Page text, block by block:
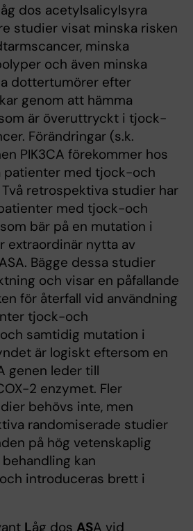
dos acetylsalicylsyra
studier visat minska risken
minska
och även minska
dottertumörer efter
genom att hämma
är överuttryckt i tjock-
Förändringar (s.k.
PIK3CA förekommer hos
patienter med tjock-och
retrospektiva studier har
med tjock-och
bär på en mutation i
extraordinär nytta av
Bägge dessa studier
och visar en påfallande
för återfall vid användning
tjock-och
samtidig mutation i
är logiskt eftersom en
genen leder till
2 enzymet. Fler
behövs inte, men
randomiserade studier
på hög vetenskaplig
kan
introduceras brett i
Låg dos ASA vid